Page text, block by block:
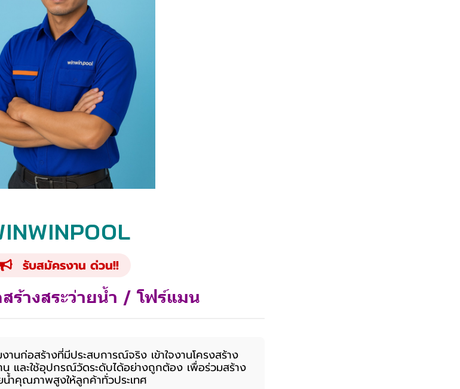
รับสมัครงาน ด่วน!!
ร้างสระว่ายน้ำ / โฟร์แมน
นก่อสร้างที่มีประสบการณ์จริง เข้าใจงานโครงสร้าง
น และใช้อุปกรณ์วัดระดับได้อย่างถูกต้อง เพื่อร่วมสร้าง
น้ำคุณภาพสูงให้ลูกค้าทั่วประเทศ